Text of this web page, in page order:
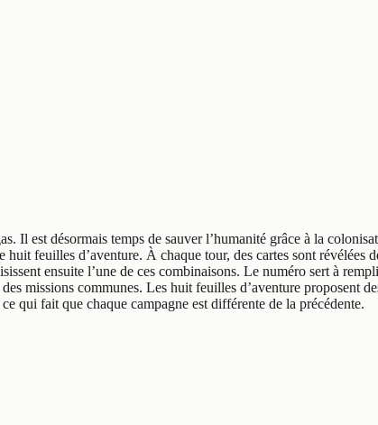
Il est désormais temps de sauver l’humanité grâce à la
feuilles d’aventure. À chaque tour, des cartes sont révélées
ensuite l’une de ces combinaisons. Le numéro sert à
missions communes. Les huit feuilles d’aventure proposent
qui fait que chaque campagne est différente de la précédente.